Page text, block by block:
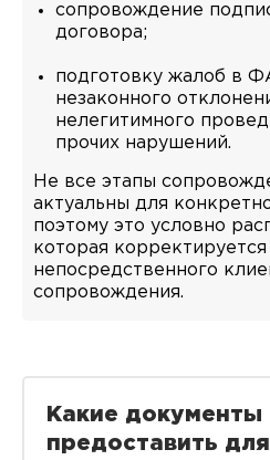
сопровождение
договора;
подготовку жалоб в
незаконного
нелегитимного
прочих нарушений.
Не все этапы
актуальны для
поэтому это условно
которая
непосредственного
сопровождения.
Какие
предоставить для